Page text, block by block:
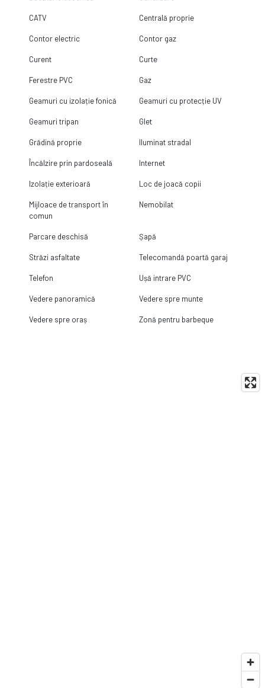
CATV Centrală proprie
Contor electric Contor gaz
Curent Curte
Ferestre PVC Gaz
Geamuri cu izolație fonică Geamuri cu protecție UV
Geamuri tripan Glet
Grădină proprie Iluminat stradal
Încălzire prin pardoseală Internet
Izolație exterioară Loc de joacă copii
Mijloace de transport în
comun
Nemobilat
Parcare deschisă Șapă
Străzi asfaltate Telecomandă poartă garaj
Telefon Ușă intrare PVC
Vedere panoramică Vedere spre munte
Vedere spre oraș Zonă pentru barbeque